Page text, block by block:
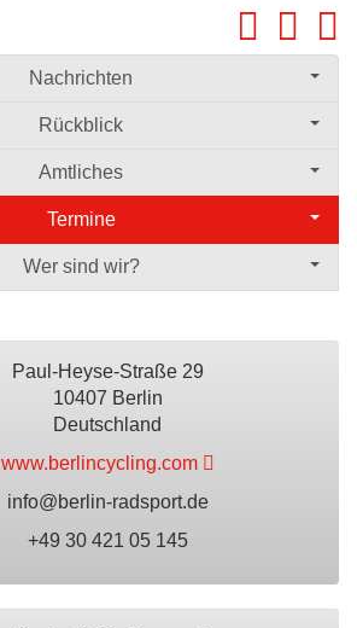
Nachrichten
Rückblick
Amtliches
Termine
Wer sind wir?
Paul-Heyse-Straße 29
10407 Berlin
Deutschland
www.berlincycling.com
info@berlin-radsport.de
+49 30 421 05 145